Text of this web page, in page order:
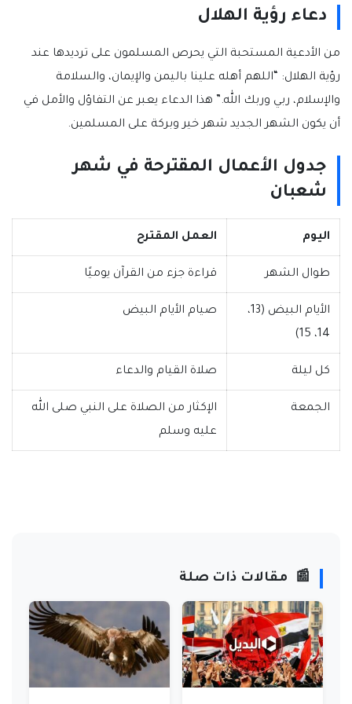
دعاء رؤية الهلال
من الأدعية المستحبة التي يحرص المسلمون على ترديدها عند
رؤية الهلال: “اللهم أهله علينا باليمن والإيمان، والسلامة
والإسلام، ربي وربك الله.” هذا الدعاء يعبر عن التفاؤل والأمل في
أن يكون الشهر الجديد شهر خير وبركة على المسلمين.
جدول الأعمال المقترحة في شهر
شعبان
اليوم العمل المقترح
طوال الشهر قراءة جزء من القرآن يوميًا
الأيام البيض (13،
14، 15)
صيام الأيام البيض
كل ليلة صلاة القيام والدعاء
الجمعة
الإكثار من الصلاة على النبي صلى الله
عليه وسلم
📰 مقالات ذات صلة